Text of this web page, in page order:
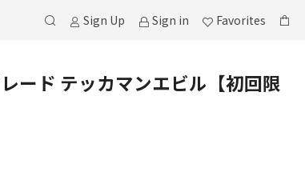
Sign Up Sign in Favorites
ード テッカマンエビル【初回限